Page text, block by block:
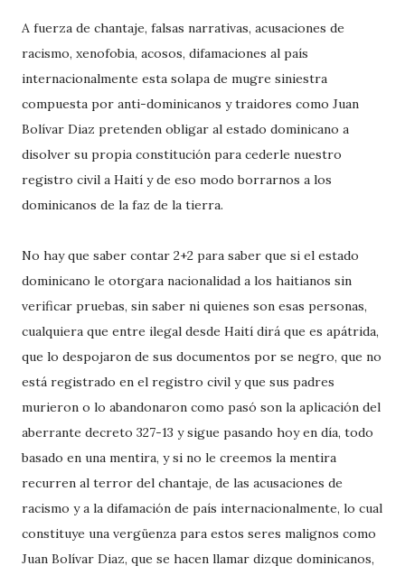
A fuerza de chantaje, falsas narrativas, acusaciones de
racismo, xenofobia, acosos, difamaciones al país
internacionalmente esta solapa de mugre siniestra
compuesta por anti-dominicanos y traidores como Juan
Bolívar Diaz pretenden obligar al estado dominicano a
disolver su propia constitución para cederle nuestro
registro civil a Haití y de eso modo borrarnos a los
dominicanos de la faz de la tierra.
No hay que saber contar 2+2 para saber que si el estado
dominicano le otorgara nacionalidad a los haitianos sin
verificar pruebas, sin saber ni quienes son esas personas,
cualquiera que entre ilegal desde Haití dirá que es apátrida,
que lo despojaron de sus documentos por se negro, que no
está registrado en el registro civil y que sus padres
murieron o lo abandonaron como pasó son la aplicación del
aberrante decreto 327-13 y sigue pasando hoy en día, todo
basado en una mentira, y si no le creemos la mentira
recurren al terror del chantaje, de las acusaciones de
racismo y a la difamación de país internacionalmente, lo cual
constituye una vergüenza para estos seres malignos como
Juan Bolívar Diaz, que se hacen llamar dizque dominicanos,